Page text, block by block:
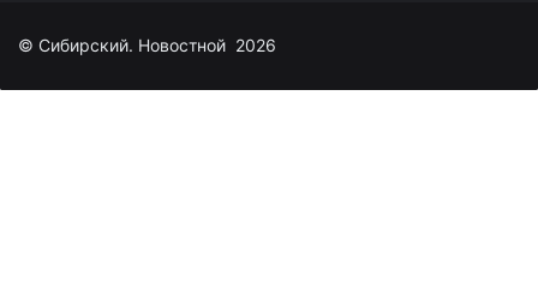
© Сибирский. Новостной 2026